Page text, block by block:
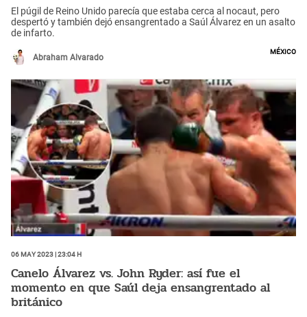
El púgil de Reino Unido parecía que estaba cerca al nocaut, pero
despertó y también dejó ensangrentado a Saúl Álvarez en un asalto
de infarto.
Abraham Alvarado
México
06 May 2023 | 23:04 h
Canelo Álvarez vs. John Ryder: así fue el
momento en que Saúl deja ensangrentado al
británico